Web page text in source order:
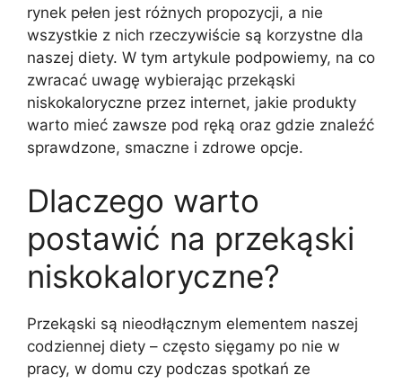
rynek pełen jest różnych propozycji, a nie
wszystkie z nich rzeczywiście są korzystne dla
naszej diety. W tym artykule podpowiemy, na co
zwracać uwagę wybierając przekąski
niskokaloryczne przez internet, jakie produkty
warto mieć zawsze pod ręką oraz gdzie znaleźć
sprawdzone, smaczne i zdrowe opcje.
Dlaczego warto
postawić na przekąski
niskokaloryczne?
Przekąski są nieodłącznym elementem naszej
codziennej diety – często sięgamy po nie w
pracy, w domu czy podczas spotkań ze